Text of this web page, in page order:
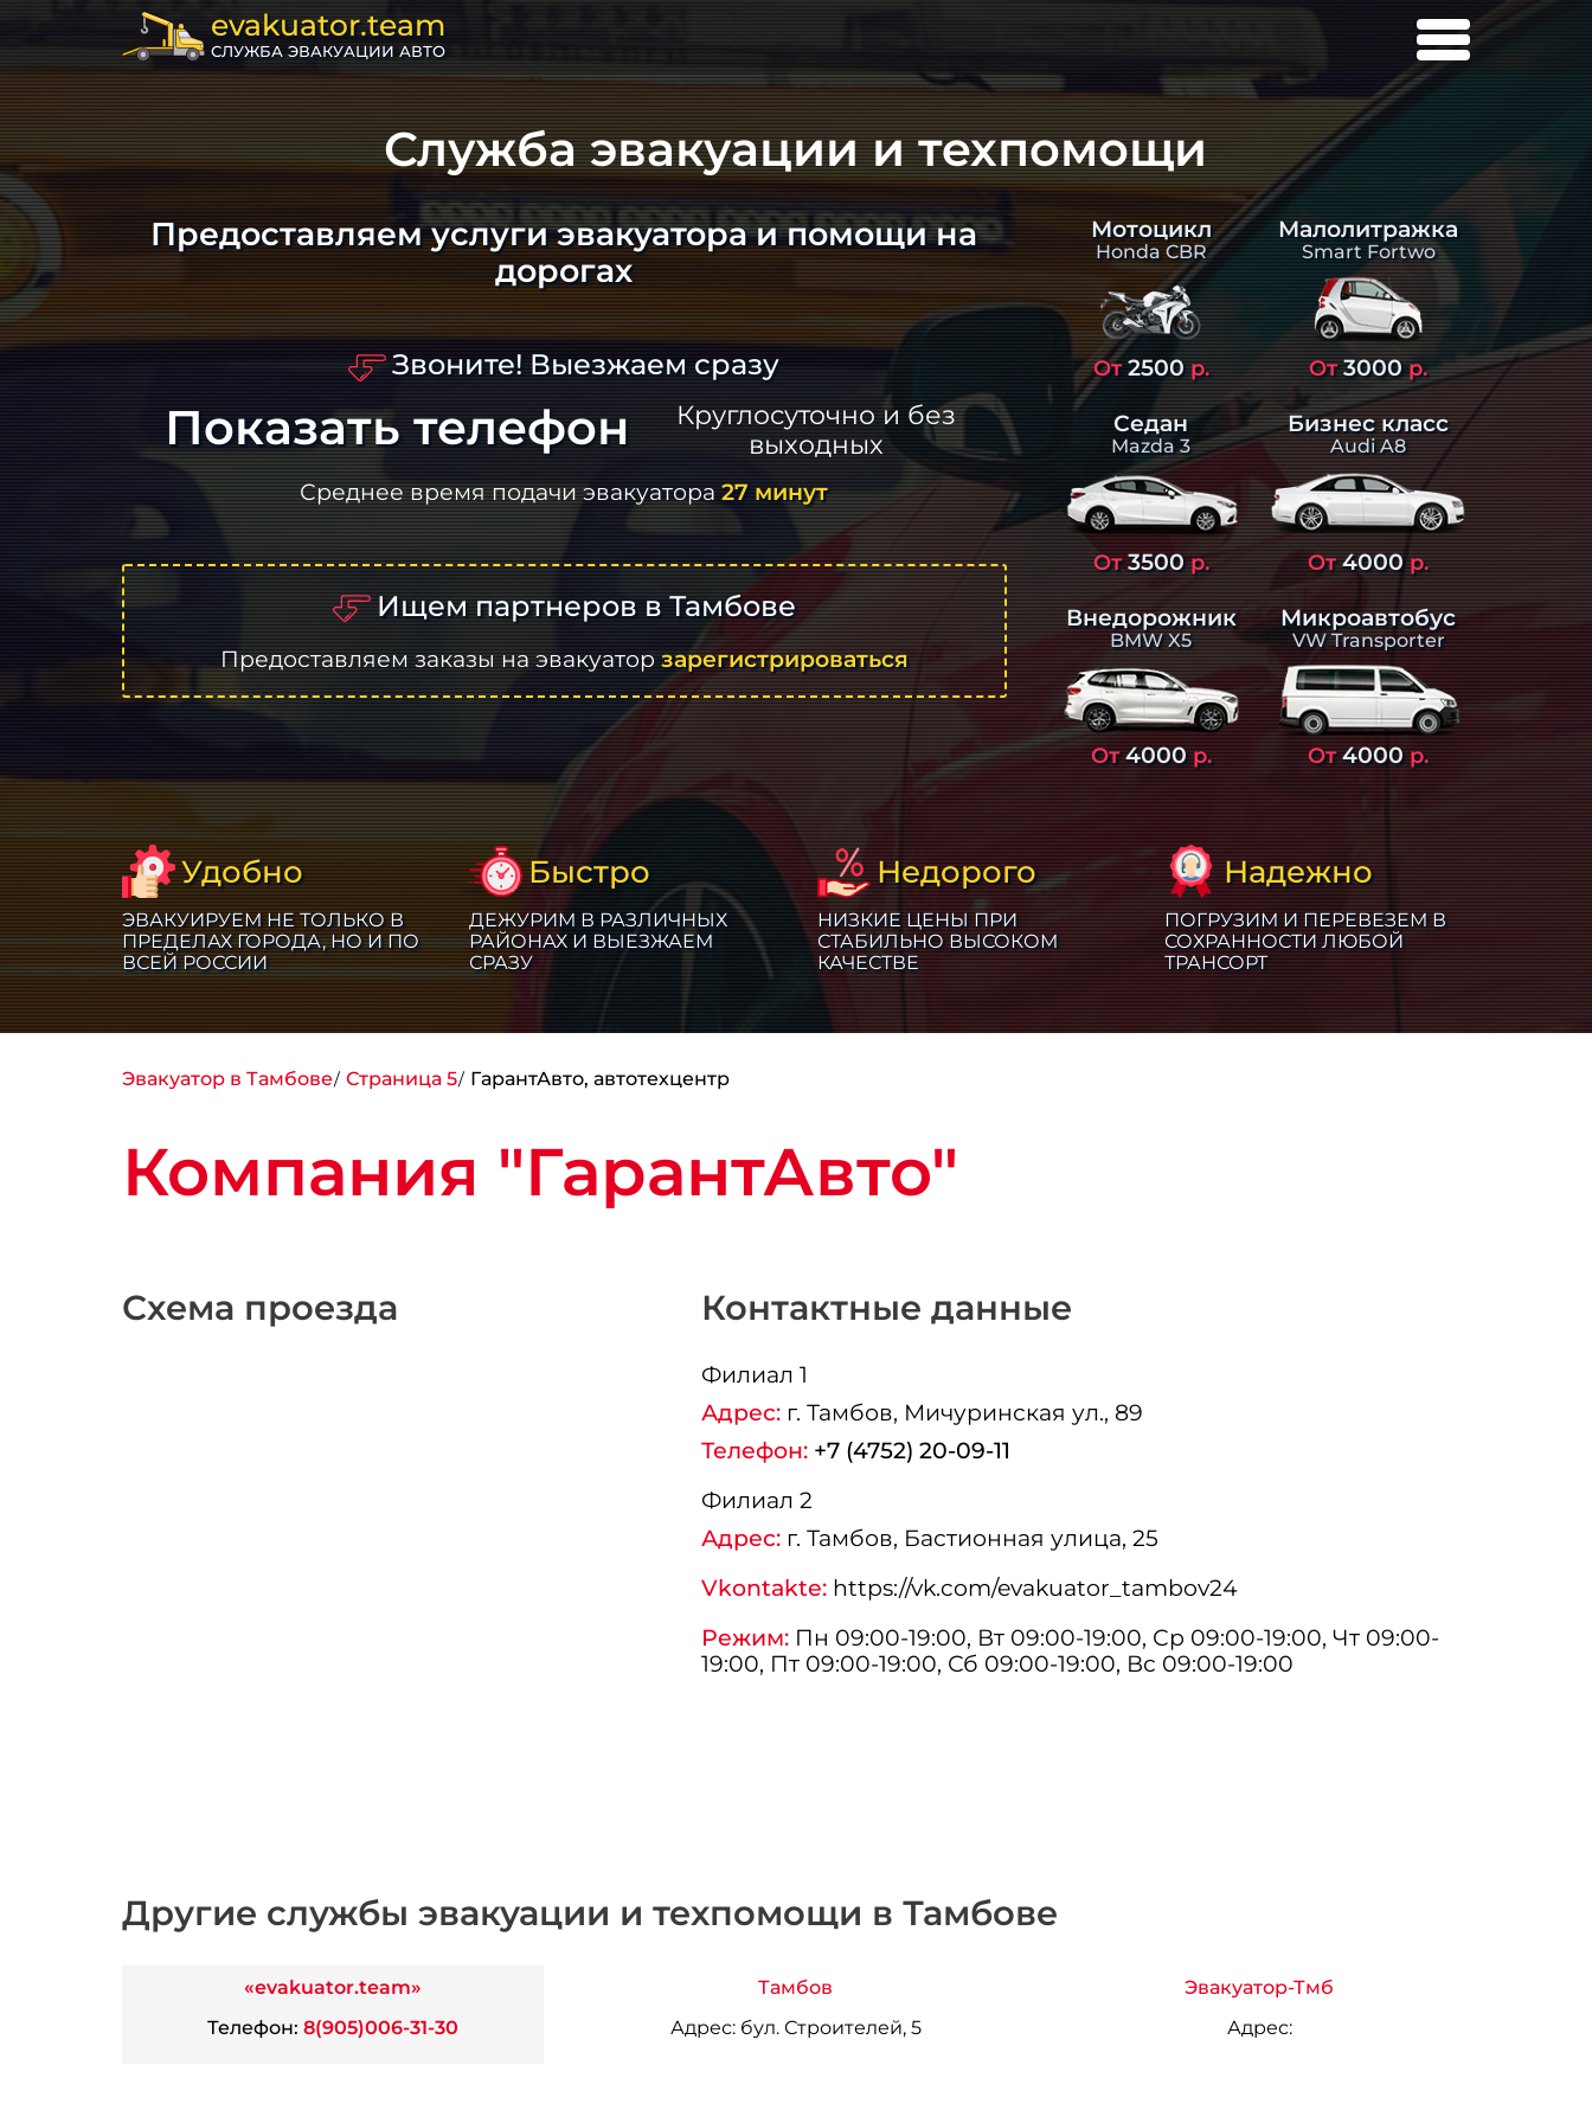
evakuator.team
СЛУЖБА ЭВАКУАЦИИ АВТО
Служба эвакуации и техпомощи
Предоставляем услуги эвакуатора и помощи на
дорогах
Звоните! Выезжаем сразу
Показать телефон
Круглосуточно и без
выходных
Среднее время подачи эвакуатора27 минут
Ищем партнеров в Тамбове
Предоставляем заказы на эвакуатор зарегистрироваться
Мотоцикл
Honda CBR
От2500р.
Малолитражка
Smart Fortwo
От3000р.
Седан
Mazda 3
От3500р.
Бизнес класс
Audi A8
От4000р.
Внедорожник
BMW X5
От4000р.
Микроавтобус
VW Transporter
От4000р.
Удобно
ЭВАКУИРУЕМ НЕ ТОЛЬКО В
ПРЕДЕЛАХ ГОРОДА, НО И ПО
ВСЕЙ РОССИИ
Быстро
ДЕЖУРИМ В РАЗЛИЧНЫХ
РАЙОНАХ И ВЫЕЗЖАЕМ
СРАЗУ
Недорого
НИЗКИЕ ЦЕНЫ ПРИ
СТАБИЛЬНО ВЫСОКОМ
КАЧЕСТВЕ
Надежно
ПОГРУЗИМ И ПЕРЕВЕЗЕМ В
СОХРАННОСТИ ЛЮБОЙ
ТРАНСОРТ
Эвакуатор в Тамбове Страница 5 ГарантАвто, автотехцентр
Компания "ГарантАвто"
Схема проезда Контактные данные
Филиал 1
Адрес:г. Тамбов, Мичуринская ул., 89
Телефон: +7 (4752) 20-09-11
Филиал 2
Адрес:г. Тамбов, Бастионная улица, 25
Vkontakte:https://vk.com/evakuator_tambov24
Режим:Пн 09:00-19:00, Вт 09:00-19:00, Ср 09:00-19:00, Чт 09:00-
19:00, Пт 09:00-19:00, Сб 09:00-19:00, Вс 09:00-19:00
Другие службы эвакуации и техпомощи в Тамбове
«evakuator.team»
Телефон: 8(905)006-31-30
Тамбов
Адрес:бул. Строителей, 5
Эвакуатор-Тмб
Адрес: